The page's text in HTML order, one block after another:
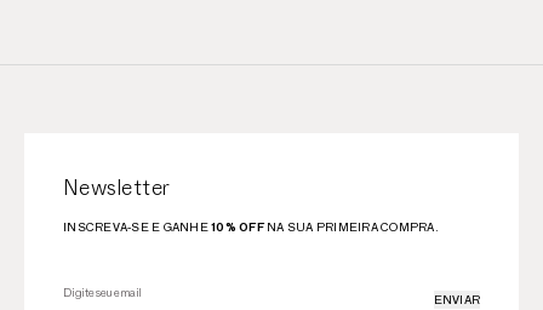
Newsletter
INSCREVA-SE E GANHE10% OFFNA SUA PRIMEIRA COMPRA.
ENVIAR